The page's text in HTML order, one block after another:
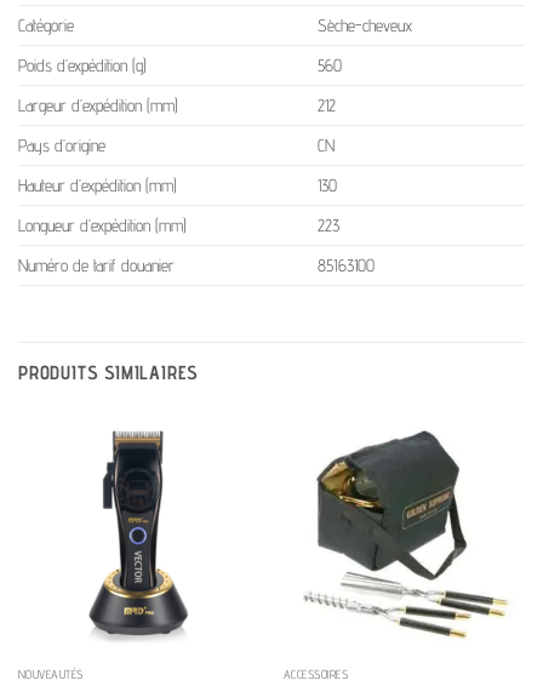
Catégorie
Sèche-cheveux
Poids d’expédition (g)
560
Largeur d’expédition (mm)
212
Pays d’origine
CN
Hauteur d’expédition (mm)
130
Longueur d’expédition (mm)
223
Numéro de tarif douanier
85163100
PRODUITS SIMILAIRES
NOUVEAUTÉS ACCESSOIRES